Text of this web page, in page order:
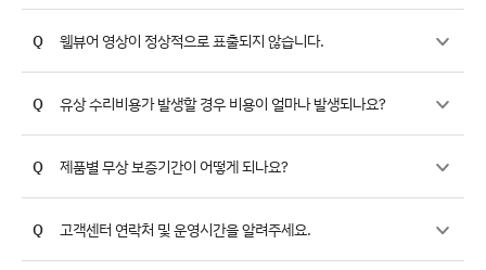
Q 웹뷰어 영상이 정상적으로 표출되지 않습니다.
Q 유상 수리비용가 발생할 경우 비용이 얼마나 발생되나요?
Q 제품별 무상 보증기간이 어떻게 되나요?
Q 고객센터 연락처 및 운영시간을 알려주세요.